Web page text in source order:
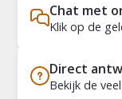
Chat met
Klik op de
Direct
Bekijk de